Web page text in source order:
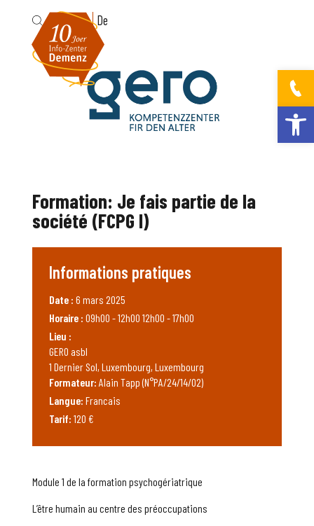
Ouvrir la
Fr De
Module 1 de la formation psychogériatrique
L’être humain au centre des préoccupations
Formation: Je fais partie de la
société (FCPG I)
Informations pratiques
Date : 6 mars 2025
Horaire : 09h00 - 12h00 12h00 - 17h00
Lieu :
GERO asbl
1 Dernier Sol, Luxembourg, Luxembourg
Formateur: Alain Tapp (N°PA/24/14/02)
Langue: Francais
Tarif: 120 €